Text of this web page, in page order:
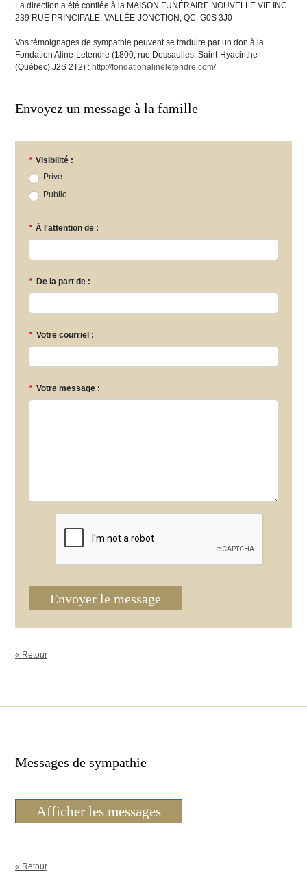
La direction a été confiée à la MAISON FUNÉRAIRE NOUVELLE VIE INC.
239 RUE PRINCIPALE, VALLÉE-JONCTION, QC, G0S 3J0
Vos témoignages de sympathie peuvent se traduire par un don à la
Fondation Aline-Letendre (1800, rue Dessaulles, Saint-Hyacinthe
(Québec) J2S 2T2) : http://fondationalineletendre.com/
Envoyez un message à la famille
* Visibilité :
Privé
Public
* À l'attention de :
* De la part de :
* Votre courriel :
* Votre message :
Envoyer le message
« Retour
Messages de sympathie
Afficher les messages
« Retour